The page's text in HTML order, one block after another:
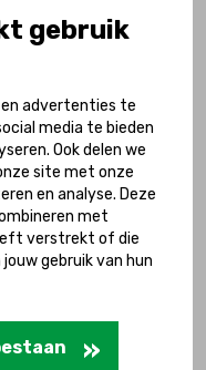
gebruik
advertenties te
media te bieden
Ook delen we
site met onze
en analyse. Deze
met
verstrekt of die
gebruik van hun
de collecte is er
Stichting